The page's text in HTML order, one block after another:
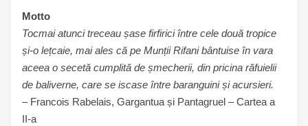
Motto
Tocmai atunci treceau șase firfirici între cele două tropice
și-o lețcaie, mai ales că pe Munții Rifani bântuise în vara
aceea o secetă cumplită de șmecherii, din pricina răfuielii
de baliverne, care se iscase între baranguini și acursieri.
– Francois Rabelais, Gargantua și Pantagruel – Cartea a
II-a